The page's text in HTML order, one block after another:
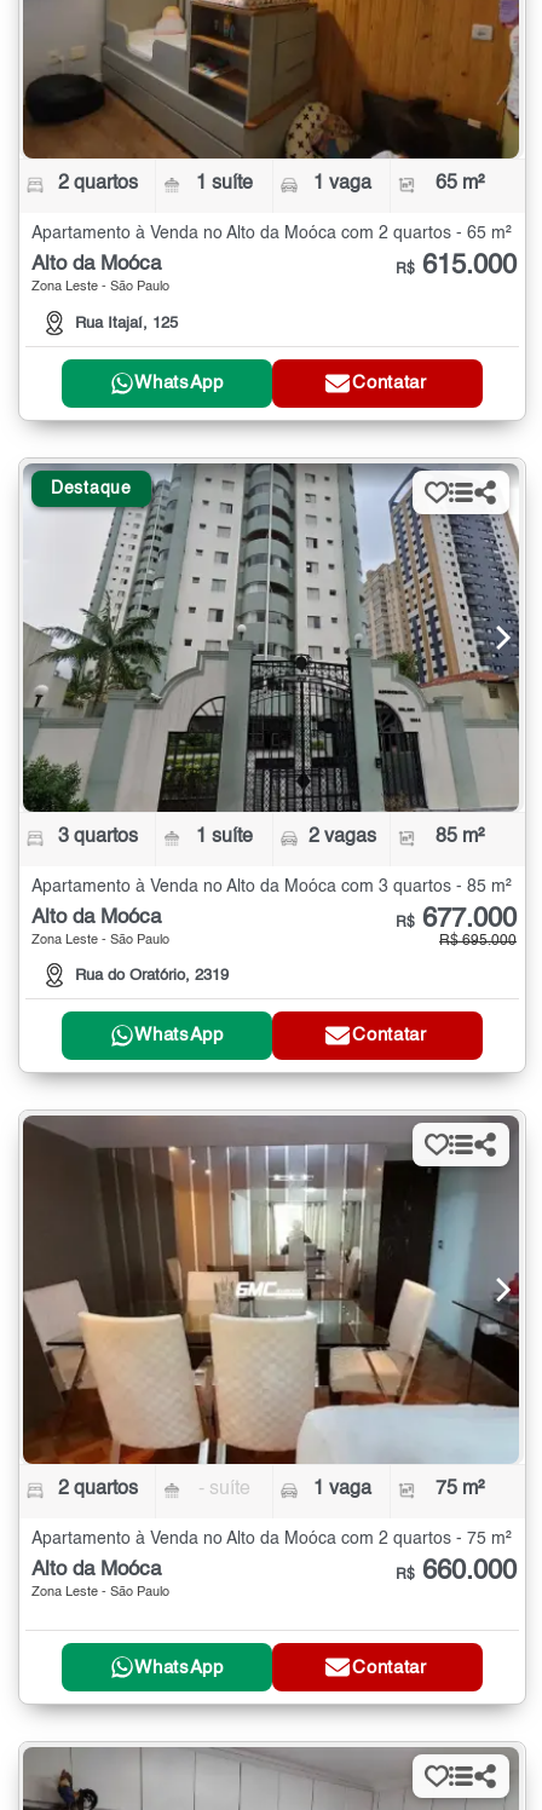
2 quartos 1 suíte 1 vaga 65 m²
Apartamento à Venda no Alto da Moóca com 2 quartos - 65 m²
Alto da Moóca
Zona Leste - São Paulo
Rua Itajaí, 125
R$ 615.000
WhatsApp Contatar
Destaque
3 quartos 1 suíte 2 vagas 85 m²
Apartamento à Venda no Alto da Moóca com 3 quartos - 85 m²
Alto da Moóca
Zona Leste - São Paulo
Rua do Oratório, 2319
R$ 677.000
R$ 695.000
WhatsApp Contatar
2 quartos - suíte 1 vaga 75 m²
Apartamento à Venda no Alto da Moóca com 2 quartos - 75 m²
Alto da Moóca
Zona Leste - São Paulo
R$ 660.000
WhatsApp Contatar